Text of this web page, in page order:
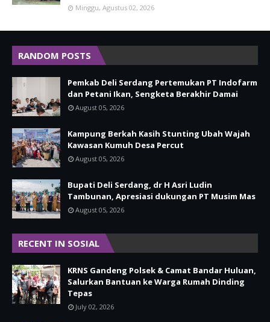
Minggu, Agustus 02, 2026
RANDOM POSTS
Pemkab Deli Serdang Pertemukan PT Indofarm
dan Petani Ikan, Sengketa Berakhir Damai
August 05, 2026
Kampung Berkah Kasih Stunting Ubah Wajah
Kawasan Kumuh Desa Percut
August 05, 2026
Bupati Deli Serdang, dr H Asri Ludin
Tambunan, Apresiasi dukungan PT Musim Mas
August 05, 2026
RECENT IN SOSIAL
KRNS Gandeng Polsek & Camat Bandar Huluan,
Salurkan Bantuan ke Warga Rumah Dinding
Tepas
July 02, 2026